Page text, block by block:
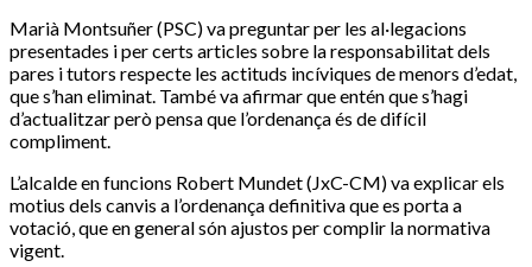
Marià Montsuñer (PSC) va preguntar per les al·legacions
presentades i per certs articles sobre la responsabilitat dels
pares i tutors respecte les actituds incíviques de menors d’edat,
que s’han eliminat. També va afirmar que entén que s’hagi
d’actualitzar però pensa que l’ordenança és de difícil
compliment.
L’alcalde en funcions Robert Mundet (JxC-CM) va explicar els
motius dels canvis a l’ordenança definitiva que es porta a
votació, que en general són ajustos per complir la normativa
vigent.